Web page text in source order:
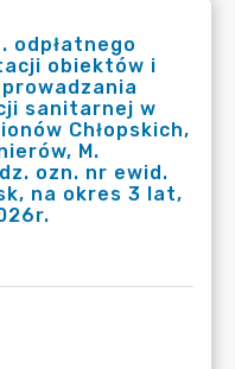
odpłatnego
obiektów i
sanitarnej w
Chłopskich,
M.
ozn. nr ewid.
na okres 3 lat,